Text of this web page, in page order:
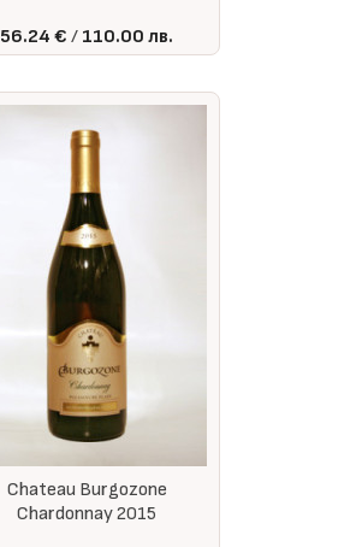
56.24 € 110.00 лв.
Chateau Burgozone
Chardonnay 2015